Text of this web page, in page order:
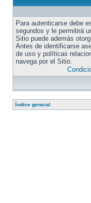
Para autenticarse debe
segundos y le permitirá
Sitio puede además
Antes de identificarse
de uso y políticas
navega por el Sitio.
Índice general